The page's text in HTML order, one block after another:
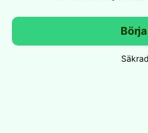
Börja
Säkrad